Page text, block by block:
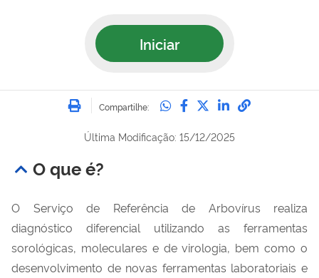
Iniciar
Imprimir
Compartilhe: Compartilhe no
Compartilhe no
Compartilhe no
Compartilhe
Última Modificação: 15/12/2025
O que é?
O Serviço de Referência de Arbovírus realiza
diagnóstico diferencial utilizando as ferramentas
sorológicas, moleculares e de virologia, bem como o
desenvolvimento de novas ferramentas laboratoriais e